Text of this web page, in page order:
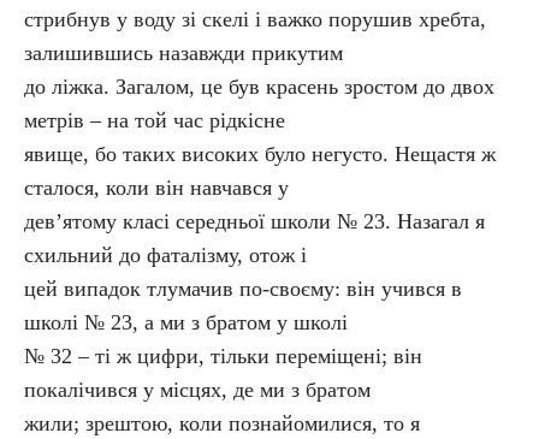
стрибнув у воду зі скелі і важко порушив хребта,
залишившись назавжди прикутим
до ліжка. Загалом, це був красень зростом до двох
метрів – на той час рідкісне
явище, бо таких високих було негусто. Нещастя ж
сталося, коли він навчався у
дев’ятому класі середньої школи № 23. Назагал я
схильний до фаталізму, отож і
цей випадок тлумачив по-своєму: він учився в
школі № 23, а ми з братом у школі
№ 32 – ті ж цифри, тільки переміщені; він
покалічився у місцях, де ми з братом
жили; зрештою, коли познайомилися, то я